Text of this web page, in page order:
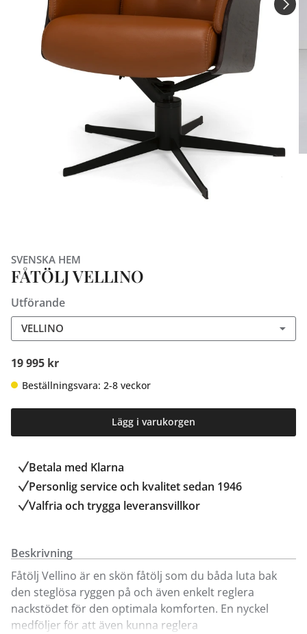
SVENSKA HEM
FÅTÖLJ VELLINO
Utförande
VELLINO
19 995 kr
Beställningsvara: 2-8 veckor
Lägg i varukorgen
Betala med Klarna
Personlig service och kvalitet sedan 1946
Valfria och trygga leveransvillkor
Beskrivning
Fåtölj Vellino är en skön fåtölj som du båda luta bak
den steglösa ryggen på och även enkelt reglera
nackstödet för den optimala komforten. En nyckel
medföljer för att även kunna reglera